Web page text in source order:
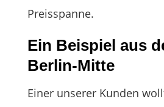
Preisspanne.
Ein Beispiel aus
Berlin-Mitte
Einer unserer Kunden